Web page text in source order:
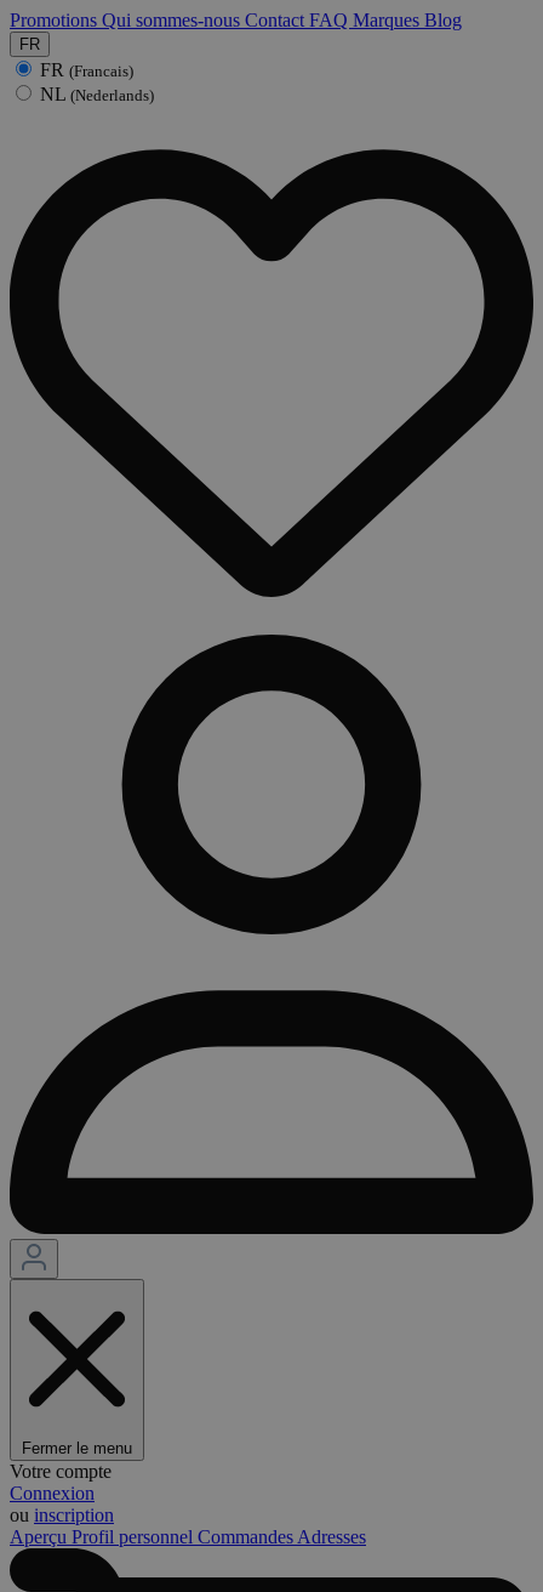
Promotions Qui sommes-nous Contact FAQ Marques Blog
FR
FR (Francais)
NL (Nederlands)
Fermer le menu
Votre compte
Connexion
ou inscription
Aperçu Profil personnel Commandes Adresses